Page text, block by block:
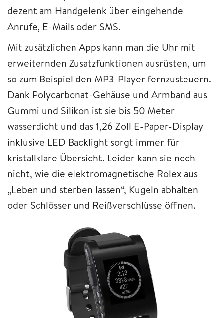
dezent am Handgelenk über eingehende
Anrufe, E-Mails oder SMS.
Mit zusätzlichen Apps kann man die Uhr mit
erweiternden Zusatzfunktionen ausrüsten, um
so zum Beispiel den MP3-Player fernzusteuern.
Dank Polycarbonat-Gehäuse und Armband aus
Gummi und Silikon ist sie bis 50 Meter
wasserdicht und das 1,26 Zoll E-Paper-Display
inklusive LED Backlight sorgt immer für
kristallklare Übersicht. Leider kann sie noch
nicht, wie die elektromagnetische Rolex aus
„Leben und sterben lassen“, Kugeln abhalten
oder Schlösser und Reißverschlüsse öffnen.